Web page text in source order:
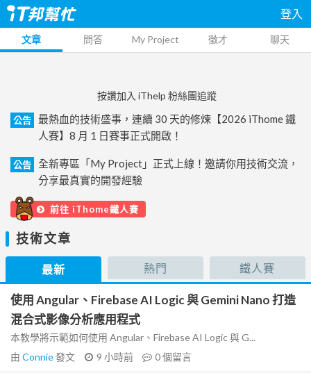
登入
文章 問答 My Project 徵才 聊天
按讚加入 iThelp 粉絲團追蹤
公告
最熱血的技術盛事，連續 30 天的修煉【2026 iThome 鐵
人賽】8 月 1 日賽事正式開啟！
公告
全新專區「My Project」正式上線！邀請你用技術交流，
分享最真實的開發經驗
前往 iThome鐵人賽
技術文章
最新 熱門 鐵人賽
使用 Angular、Firebase AI Logic 與 Gemini Nano 打造
混合式影像分析應用程式
本教學將示範如何使用 Angular、Firebase AI Logic 與 G...
由 Connie發文 9 小時前 0個留言